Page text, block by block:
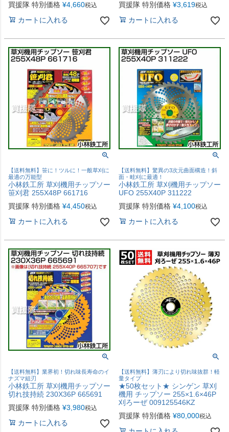
買援隊 特別価格 ¥4,660税込
カートに入れる
買援隊 特別価格 ¥3,619税込
カートに入れる
【送料無料】笹に！ツルに！一般草刈に
最適の万能型
小林鉄工所 草刈機用チップソー
笹刈君 255X48P 661716
買援隊 特別価格 ¥4,450税込
カートに入れる
【送料無料】驚異の3次元曲面構造！斜
面・畦刈に最適！
小林鉄工所 草刈機用チップソー
UFO 255X40P 311222
買援隊 特別価格 ¥4,100税込
カートに入れる
【送料無料】業界初！切れ味長寿命のイ
ナズマ組刃
小林鉄工所 草刈機用チップソー
切れ技持続 230X36P 665691
買援隊 特別価格 ¥3,980税込
カートに入れる
【送料無料】薄刃により切れ味抜群！軽
量タイプ
★50枚セット★ シンゲン 草刈
機用 チップソー 255×1.6×46P
刈ろーぜ 009125546KZ
買援隊 特別価格 ¥80,000税込